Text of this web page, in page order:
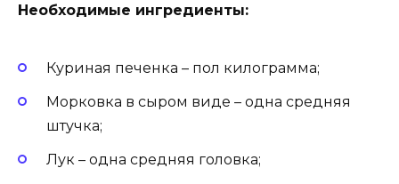
Необходимые ингредиенты:
Куриная печенка – пол килограмма;
Морковка в сыром виде – одна средняя
штучка;
Лук – одна средняя головка;